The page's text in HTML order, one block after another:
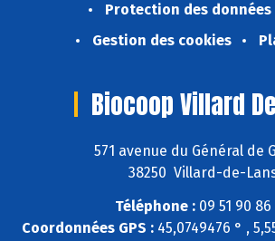
Protection des données
Gestion des cookies
Biocoop Villard
571 avenue du Général de
38250 Villard-de-
Téléphone : 09 51 90 86
Coordonnées GPS : 45,0749476 ° ,